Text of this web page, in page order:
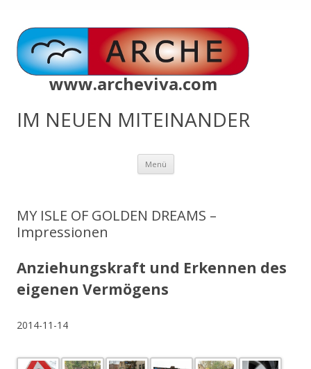
www.archeviva.com
IM NEUEN MITEINANDER
Menü Zum
springen
MY ISLE OF GOLDEN DREAMS –
Impressionen
Anziehungskraft und Erkennen des
eigenen Vermögens
2014-11-14